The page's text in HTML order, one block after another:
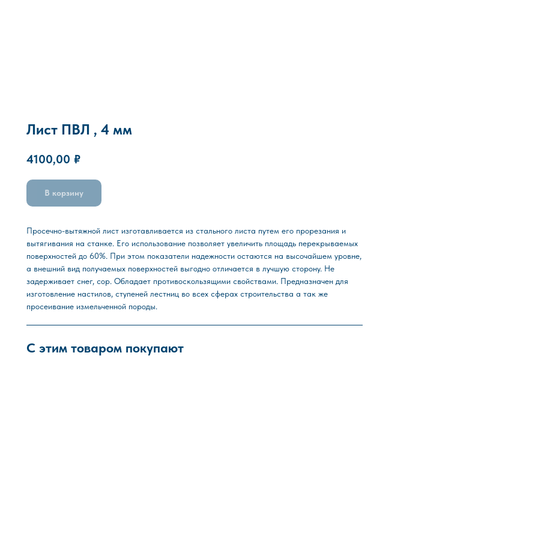
Лист ПВЛ , 4 мм
4100,00 ₽
В корзину
Просечно-вытяжной лист изготавливается из стального листа путем его прорезания и
вытягивания на станке. Его использование позволяет увеличить площадь перекрываемых
поверхностей до 60%. При этом показатели надежности остаются на высочайшем уровне,
а внешний вид получаемых поверхностей выгодно отличается в лучшую сторону. Не
задерживает снег, сор. Обладает противоскользящими свойствами. Предназначен для
изготовление настилов, ступеней лестниц во всех сферах строительства а так же
просеивание измельченной породы.
С этим товаром покупают